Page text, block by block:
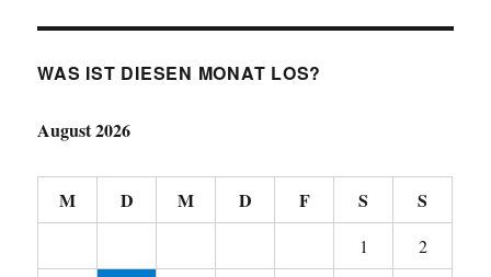
WAS IST DIESEN MONAT LOS?
August 2026
M D M D F S S
1
2